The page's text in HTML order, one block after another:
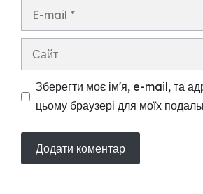
Сайт
Зберегти моє ім'я, e-mail, та
цьому браузері для моїх